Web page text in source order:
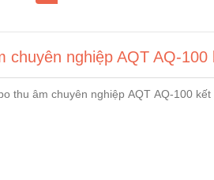
chuyên nghiệp AQT AQ-